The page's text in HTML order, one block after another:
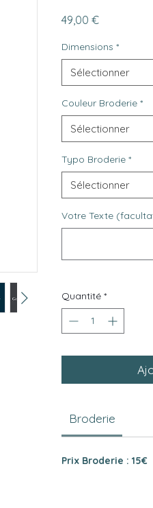
49,00 €Prix
Dimensions *
Sélectionner
Couleur Broderie *
Sélectionner
Typo Broderie *
Sélectionner
Votre Texte
Quantité *
Broderie
Prix Broderie : 15€